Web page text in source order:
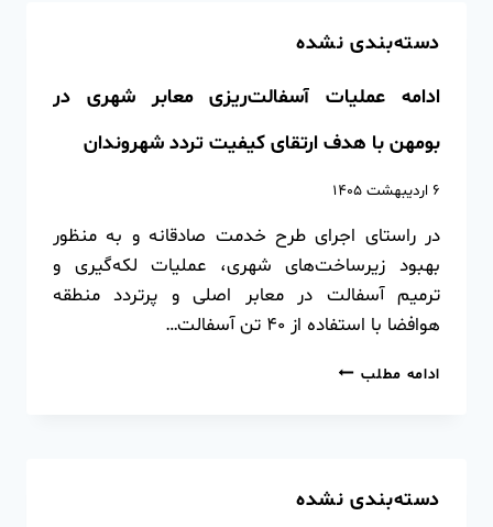
دسته‌بندی نشده
ادامه عملیات آسفالت‌ریزی معابر شهری در
بومهن با هدف ارتقای کیفیت تردد شهروندان
۶ اردیبهشت ۱۴۰۵
در راستای اجرای طرح خدمت صادقانه و به منظور
بهبود زیرساخت‌های شهری، عملیات لکه‌گیری و
ترمیم آسفالت در معابر اصلی و پرتردد منطقه
هوافضا با استفاده از ۴۰ تن آسفالت…
ادامه مطلب
دسته‌بندی نشده